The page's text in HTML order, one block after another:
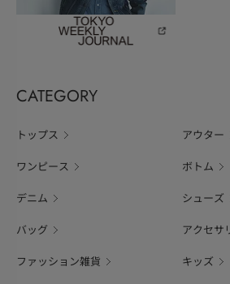
CATEGORY
トップス アウター
ワンピース ボトム
デニム シューズ
バッグ アクセサ
ファッション雑貨 キッズ